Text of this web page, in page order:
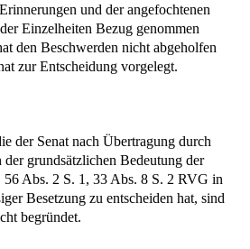
und der angefochtenen
Einzelheiten Bezug genommen
den Beschwerden nicht abgeholfen
zur Entscheidung vorgelegt.
der Senat nach Übertragung durch
grundsätzlichen Bedeutung der
56 Abs. 2 S. 1, 33 Abs. 8 S. 2 RVG in
Besetzung zu entscheiden hat, sind
begründet.